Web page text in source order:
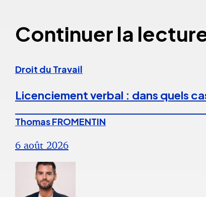
Continuer la
Droit du Travail
Licenciement verbal : dans quels
Thomas FROMENTIN
6 août 2026